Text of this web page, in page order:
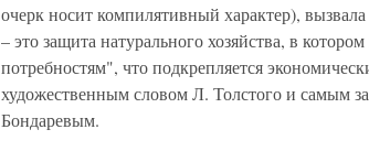
очерк носит компилятивный характер),
– это защита натурального хозяйства, в
потребностям", что подкрепляется
художественным словом Л. Толстого и самым
Бондаревым.